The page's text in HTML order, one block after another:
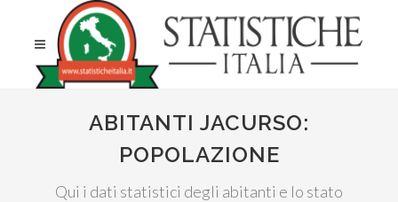
ABITANTI JACURSO:
POPOLAZIONE
Qui i dati statistici degli abitanti e lo stato